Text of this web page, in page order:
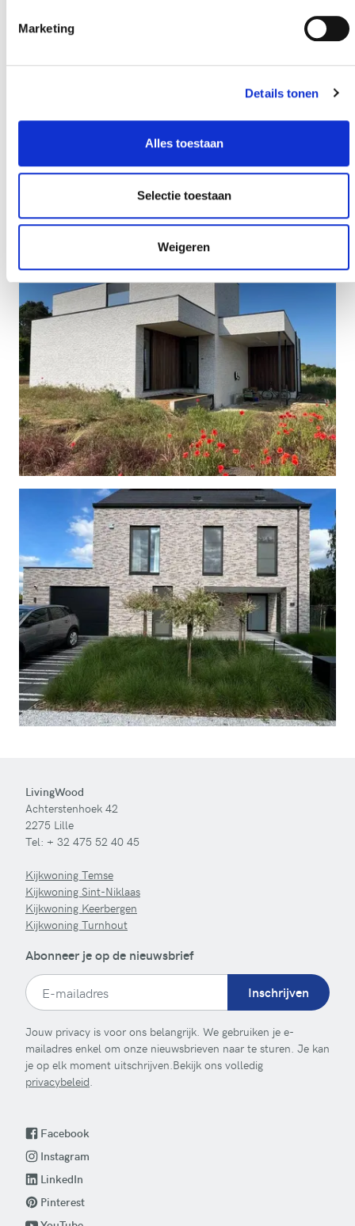
Marketing
Details tonen
Alles toestaan
Selectie toestaan
Weigeren
LivingWood
Achterstenhoek 42
2275 Lille
Tel: + 32 475 52 40 45
Kijkwoning Temse
Kijkwoning Sint-Niklaas
Kijkwoning Keerbergen
Kijkwoning Turnhout
Abonneer je op de nieuwsbrief
Inschrijven
Jouw privacy is voor ons belangrijk. We gebruiken je e-
mailadres enkel om onze nieuwsbrieven naar te sturen. Je kan
je op elk moment uitschrijven.Bekijk ons volledig
privacybeleid.
Facebook
Instagram
LinkedIn
Pinterest